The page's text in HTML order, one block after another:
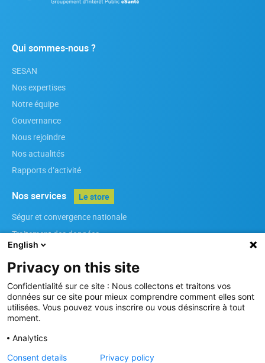
Qui sommes-nous ?
SESAN
Nos expertises
Notre équipe
Gouvernance
Nous rejoindre
Nos actualités
Rapports d’activité
Nos services
Ségur et convergence nationale
Traitement des données
Infrastructures
Référenciels régionaux
Services métiers
Sécurité des Systèmes d’Information
Le store
Nos membres
English
Privacy on this site
Confidentialité sur ce site : Nous collectons et traitons vos
données sur ce site pour mieux comprendre comment elles sont
utilisées. Vous pouvez vous inscrire ou vous désinscrire à tout
moment.
Analytics
Consent details
Privacy policy